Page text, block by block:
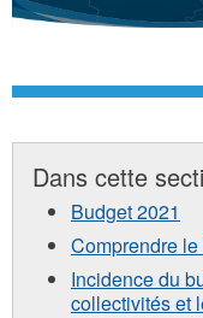
Dans cette
Budget 2021
Comprendre
Incidence du
collectivités et